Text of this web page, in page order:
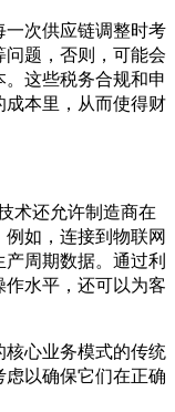
次供应链调整时考
题，否则，可能会
这些税务合规和申
本里，从而使得财
术还允许制造商在
如，连接到物联网
周期数据。通过利
水平，还可以为客
心业务模式的传统
以确保它们在正确